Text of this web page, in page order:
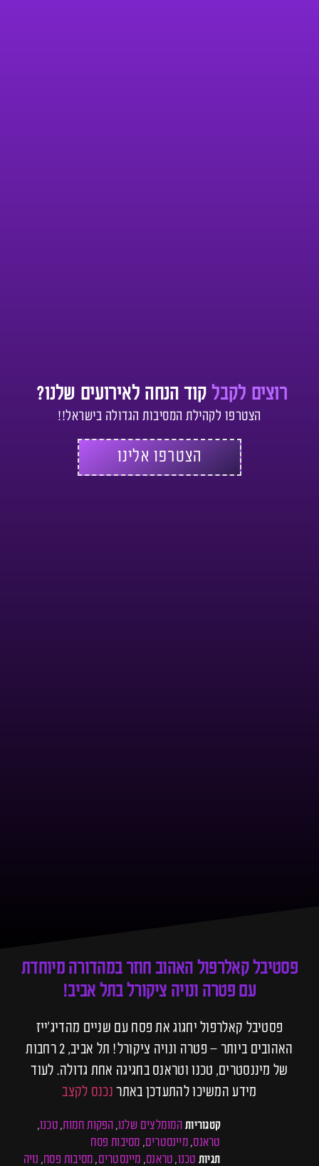
רוצים לקבל קוד הנחה לאירועים שלנו?
הצטרפו לקהילת המסיבות הגדולה בישראל!!
הצטרפו אלינו
פסטיבל קאלרפול האהוב חוזר במהדורה מיוחדת
עם פטרה ונויה ציקורל בתל אביב!
פסטיבל קאלרפול יחגוג את פסח עם שניים מהדיג׳ייז
האהובים ביותר – פטרה ונויה ציקורל! תל אביב, 2 רחבות
של מיננסטרים, טכנו וטראנס בחגיגה אחת גדולה. לעוד
מידע המשיכו להתעדכן באתר נכנס לקצב
קטגוריות המומלצים שלנו, הפקות חמות, טכנו,
טראנס, מיינסטרים, מסיבות פסח
תגיות טכנו, טראנס, מיינסטרים, מסיבות פסח, נויה